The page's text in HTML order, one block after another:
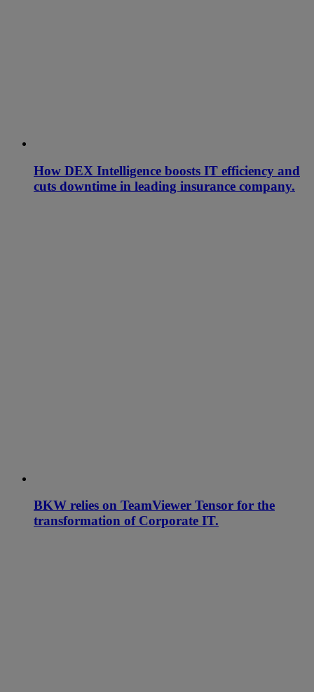
How DEX Intelligence boosts IT efficiency and
cuts downtime in leading insurance company.
BKW relies on TeamViewer Tensor for the
transformation of Corporate IT.